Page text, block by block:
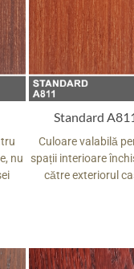
nu
Standard
Culoare valabilă
spații interioare
către exteriorul